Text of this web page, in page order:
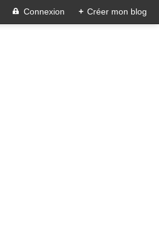
Connexion + Créer mon blog